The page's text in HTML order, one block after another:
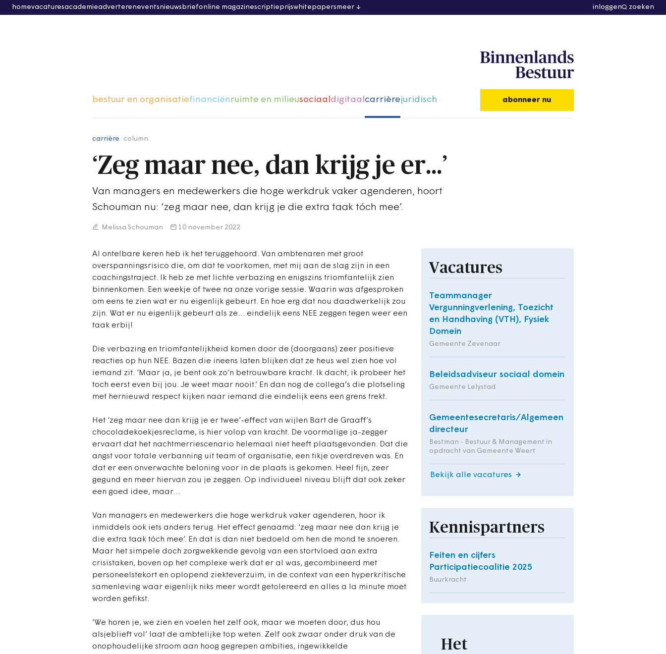
homevacaturesacademieadvertereneventsnieuwsbriefonline magazinescriptieprijswhitepapersmeer inloggen zoeken
bestuur en organisatiefinanciënruimte en milieusociaaldigitaalcarrièrejuridisch abonneer nu
carrière column
‘Zeg maar nee, dan krijg je er…’
Van managers en medewerkers die hoge werkdruk vaker agenderen, hoort
Schouman nu: ‘zeg maar nee, dan krijg je die extra taak tóch mee’.
Melissa Schouman 10 november 2022
Al ontelbare keren heb ik het teruggehoord. Van ambtenaren met groot
overspanningsrisico die, om dat te voorkomen, met mij aan de slag zijn in een
coachingstraject. Ik heb ze met lichte verbazing en enigszins triomfantelijk zien
binnenkomen. Een weekje of twee na onze vorige sessie. Waarin was afgesproken
om eens te zien wat er nu eigenlijk gebeurt. En hoe erg dat nou daadwerkelijk zou
zijn. Wat er nu eigenlijk gebeurt als ze… eindelijk eens NEE zeggen tegen weer een
taak erbij!
Die verbazing en triomfantelijkheid komen door de (doorgaans) zeer positieve
reacties op hun NEE. Bazen die ineens laten blijken dat ze heus wel zien hoe vol
iemand zit. ‘Maar ja, je bent ook zo’n betrouwbare kracht. Ik dacht, ik probeer het
toch eerst even bij jou. Je weet maar nooit.’ En dan nog de collega’s die plotseling
met hernieuwd respect kijken naar iemand die eindelijk eens een grens trekt.
Vacatures
Teammanager
Vergunningverlening, Toezicht
en Handhaving (VTH), Fysiek
Domein
Gemeente Zevenaar
Beleidsadviseur sociaal domein
Gemeente Lelystad
Gemeentesecretaris/Algemeen
directeur
Bestman - Bestuur & Management in
opdracht van Gemeente Weert
Bekijk alle vacatures
Kennispartners
Feiten en cijfers
Participatiecoalitie 2025
Buurkracht
Het
Het ‘zeg maar nee dan krijg je er twee’-effect van wijlen Bart de Graaff’s
chocoladekoekjesreclame, is hier volop van kracht. De voormalige ja-zegger
ervaart dat het nachtmerriescenario helemaal niet heeft plaatsgevonden. Dat die
angst voor totale verbanning uit team of organisatie, een tikje overdreven was. En
dat er een onverwachte beloning voor in de plaats is gekomen. Heel fijn, zeer
gegund en meer hiervan zou je zeggen. Op individueel niveau blijft dat ook zeker
een goed idee, maar…
Van managers en medewerkers die hoge werkdruk vaker agenderen, hoor ik
inmiddels ook iets anders terug. Het effect genaamd: ‘zeg maar nee dan krijg je
die extra taak tóch mee’. En dat is dan niet bedoeld om hen de mond te snoeren.
Maar het simpele doch zorgwekkende gevolg van een stortvloed aan extra
crisistaken, boven op het complexe werk dat er al was, gecombineerd met
personeelstekort en oplopend ziekteverzuim, in de context van een hyperkritische
samenleving waar eigenlijk niks meer wordt getolereerd en alles a la minute moet
worden gefikst.
‘We horen je, we zien en voelen het zelf ook, maar we moeten door, dus hou
alsjeblieft vol’ laat de ambtelijke top weten. Zelf ook zwaar onder druk van de
onophoudelijke stroom aan hoog gegrepen ambities, ingewikkelde